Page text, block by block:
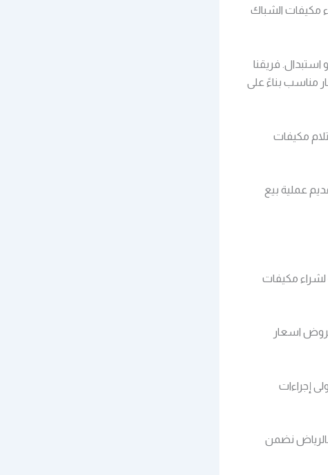
مكيفات الشباك
استبدال. فريقنا
مناسب بناءً على
مكيفات
عملية بيع
مكيفات
عروض اسعار
إجراءات
نضمن